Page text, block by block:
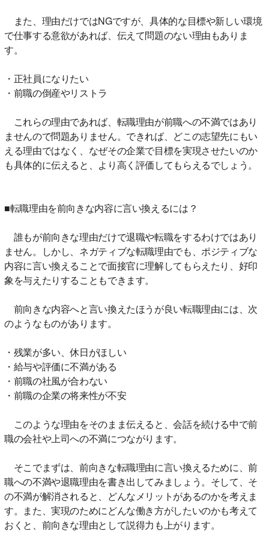
また、理由だけではNGですが、具体的な目標や新しい環境
で仕事する意欲があれば、伝えて問題のない理由もありま
す。
・正社員になりたい
・前職の倒産やリストラ
これらの理由であれば、転職理由が前職への不満ではあり
ませんので問題ありません。できれば、どこの志望先にもい
える理由ではなく、なぜその企業で目標を実現させたいのか
も具体的に伝えると、より高く評価してもらえるでしょう。
■転職理由を前向きな内容に言い換えるには？
誰もが前向きな理由だけで退職や転職をするわけではあり
ません。しかし、ネガティブな転職理由でも、ポジティブな
内容に言い換えることで面接官に理解してもらえたり、好印
象を与えたりすることもできます。
前向きな内容へと言い換えたほうが良い転職理由には、次
のようなものがあります。
・残業が多い、休日がほしい
・給与や評価に不満がある
・前職の社風が合わない
・前職の企業の将来性が不安
このような理由をそのまま伝えると、会話を続ける中で前
職の会社や上司への不満につながります。
そこでまずは、前向きな転職理由に言い換えるために、前
職への不満や退職理由を書き出してみましょう。そして、そ
の不満が解消されると、どんなメリットがあるのかを考えま
す。また、実現のためにどんな働き方がしたいのかも考えて
おくと、前向きな理由として説得力も上がります。